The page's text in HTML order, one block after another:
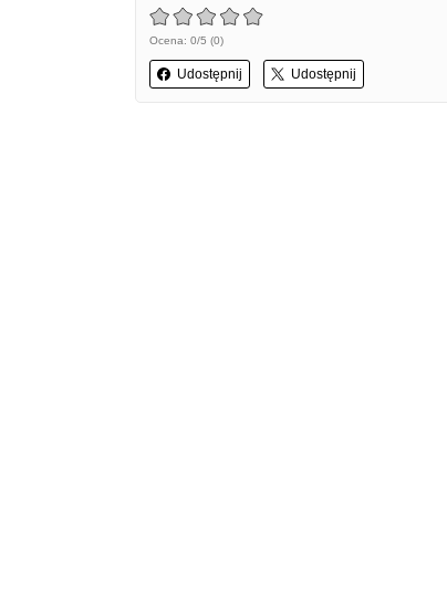
Ocena: 0/5 (0)
Udostępnij Udostępnij